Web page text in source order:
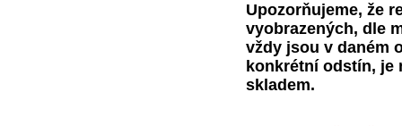
Upozorňujeme, že
vyobrazených, dle
vždy jsou v daném
konkrétní odstín, je
skladem.